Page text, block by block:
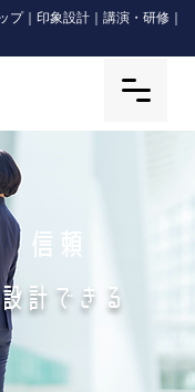
プ｜印象設計｜講演・研修｜
​信頼
計できる